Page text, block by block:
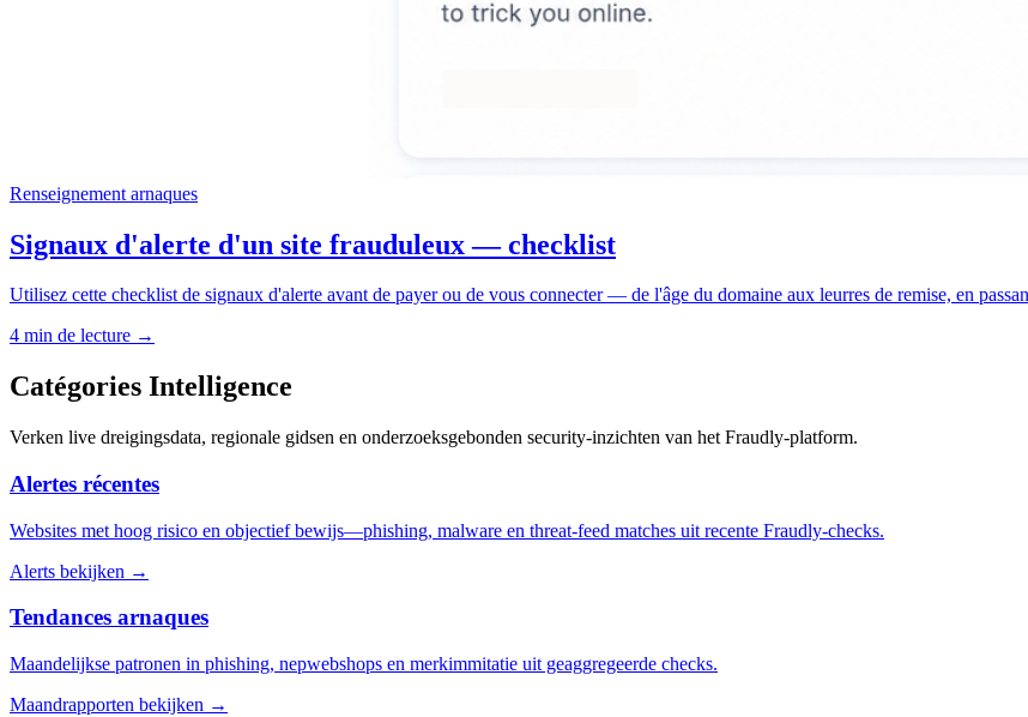
Renseignement arnaques
Signaux d'alerte d'un site frauduleux — checklist
Utilisez cette checklist de signaux d'alerte avant de payer ou de vous connecter — de l'âge du domaine aux leurres de remise, en
4 min de lecture →
Catégories Intelligence
Verken live dreigingsdata, regionale gidsen en onderzoeksgebonden security-inzichten van het Fraudly-platform.
Alertes récentes
Websites met hoog risico en objectief bewijs—phishing, malware en threat-feed matches uit recente Fraudly-checks.
Alerts bekijken →
Tendances arnaques
Maandelijkse patronen in phishing, nepwebshops en merkimmitatie uit geaggregeerde checks.
Maandrapporten bekijken →